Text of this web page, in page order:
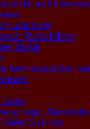
an
und Kino
Reiseführer
Musik
Fremdsprachen
Links
Stellt Sich Vor